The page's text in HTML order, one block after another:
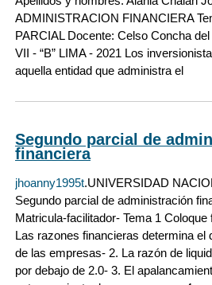
ADMINISTRACION FINANCIERA
PARCIAL Docente: Celso Concha
VII - “B” LIMA - 2021 Los
aquella entidad que administra el
Segundo parcial de
financiera
jhoanny1995t.UNIVERSIDAD
Segundo parcial de administración
Matricula-facilitador- Tema 1
Las razones financieras determina el
de las empresas- 2. La razón de
por debajo de 2.0- 3. El